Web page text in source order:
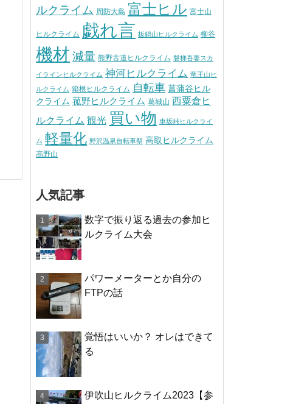
ルクライム 周防大島 富士ヒル 富士山
ヒルクライム 戯れ言 板鍋山ヒルクライム 柳谷
機材 減量 熊野古道ヒルクライム 磐梯吾妻スカ
イラインヒルクライム 神河ヒルクライム 竜王山ヒ
ルクライム 箱根ヒルクライム 自転車 菖蒲谷ヒル
クライム 菰野ヒルクライム 葛城山 西粟倉ヒ
ルクライム 観光 買い物 車坂峠ヒルクライ
ム 軽量化 野沢温泉自転車祭 高取ヒルクライム
高野山
人気記事
数字で振り返る過去の参加ヒ
ルクライム大会
パワーメーターとか自分の
FTPの話
覚悟はいいか？ オレはできて
る
伊吹山ヒルクライム2023【参